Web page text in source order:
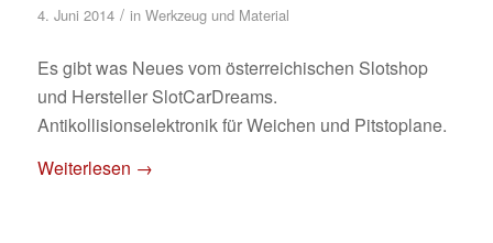
4. Juni 2014 / in Werkzeug und Material
Es gibt was Neues vom österreichischen Slotshop
und Hersteller SlotCarDreams.
Antikollisionselektronik für Weichen und Pitstoplane.
Weiterlesen →